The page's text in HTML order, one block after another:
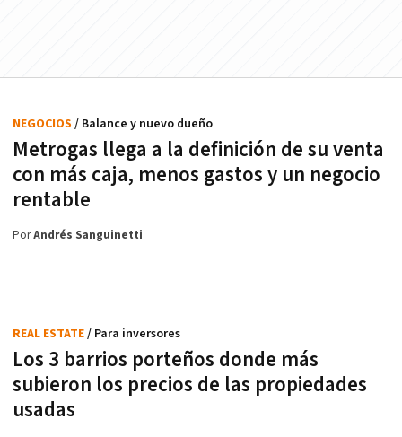
Metrogas llega a la definición de su venta
con más caja, menos gastos y un negocio
rentable
NEGOCIOS / Balance y nuevo dueño
PorAndrés Sanguinetti
Los 3 barrios porteños donde más
subieron los precios de las propiedades
usadas
REAL ESTATE/ Para inversores